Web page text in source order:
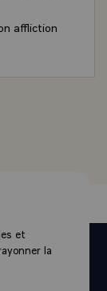
affliction
de M.
et
la